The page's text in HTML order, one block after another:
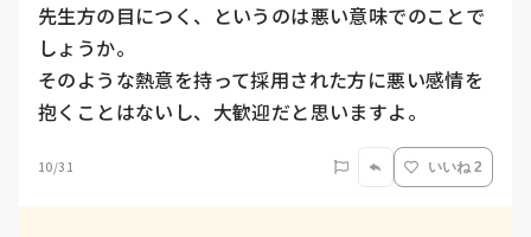
先生方の目につく、というのは悪い意味でのことで
しょうか。
そのような熱意を持って採用された方に悪い感情を
抱くことはないし、大歓迎だと思いますよ。
10/31 いいね 2